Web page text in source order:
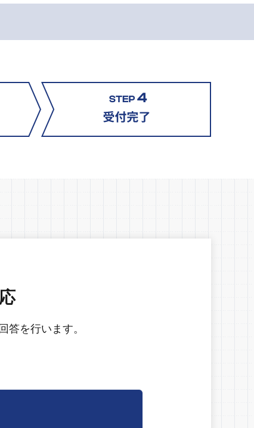
答を行います。